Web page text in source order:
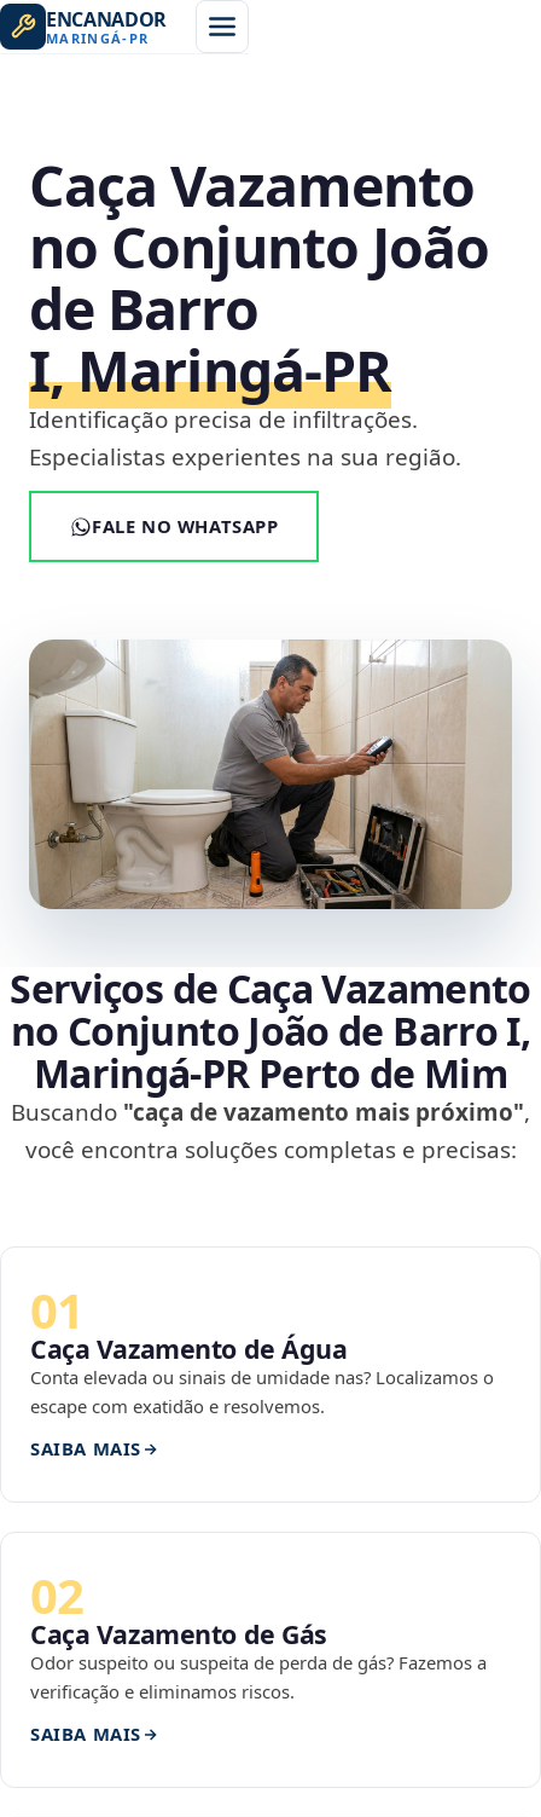
ENCANADOR
MARINGÁ- PR
Caça Vazamento
no Conjunto João
de Barro
I, Maringá‑PR
Identificação precisa de infiltrações.
Especialistas experientes na sua região.
FALE NO WHATSAPP
Serviços de Caça Vazamento
no Conjunto João de Barro I,
Maringá‑PR Perto de Mim
Buscando "caça de vazamento mais próximo",
você encontra soluções completas e precisas:
01
Caça Vazamento de Água
Conta elevada ou sinais de umidade nas? Localizamos o
escape com exatidão e resolvemos.
SAIBA MAIS
02
Caça Vazamento de Gás
Odor suspeito ou suspeita de perda de gás? Fazemos a
verificação e eliminamos riscos.
SAIBA MAIS